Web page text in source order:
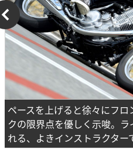
ペースを上げると徐々にフ
クの限界点を優しく示唆。
れる、よきインストラクター